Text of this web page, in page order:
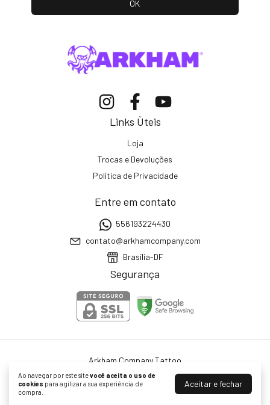
Ao navegar por este sitevocê aceita o uso de
cookies para agilizar a sua experiência de
compra.
Aceitar e fechar
Links Ùteis
Loja
Trocas e Devoluções
Política de Privacidade
Entre em contato
556193224430
contato@arkhamcompany.com
Brasília-DF
Segurança
Arkham Company Tattoo
©2026. ARKHAM COMERCIO ATACADISTA DE INSTRUMENTOS E MATERIAIS
PARA USO MEDICO LTDA - 37543732000138. Todos os direitos reservados.